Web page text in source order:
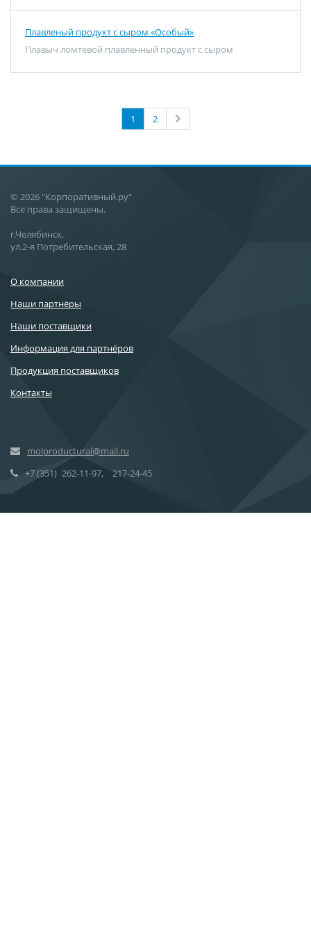
Плавленый продукт с сыром «Особый»
Плавыч ломтевой плавленный продукт с сыром
1 2
© 2026 "Корпоративный.ру"
Все права защищены.
г.Челябинск,
ул.2-я Потребительская, 28
О компании
Наши партнёры
Наши поставщики
Информация для партнёров
Продукция поставщиков
Контакты
molproductural@mail.ru
+7 (351) 262-11-97, 217-24-45